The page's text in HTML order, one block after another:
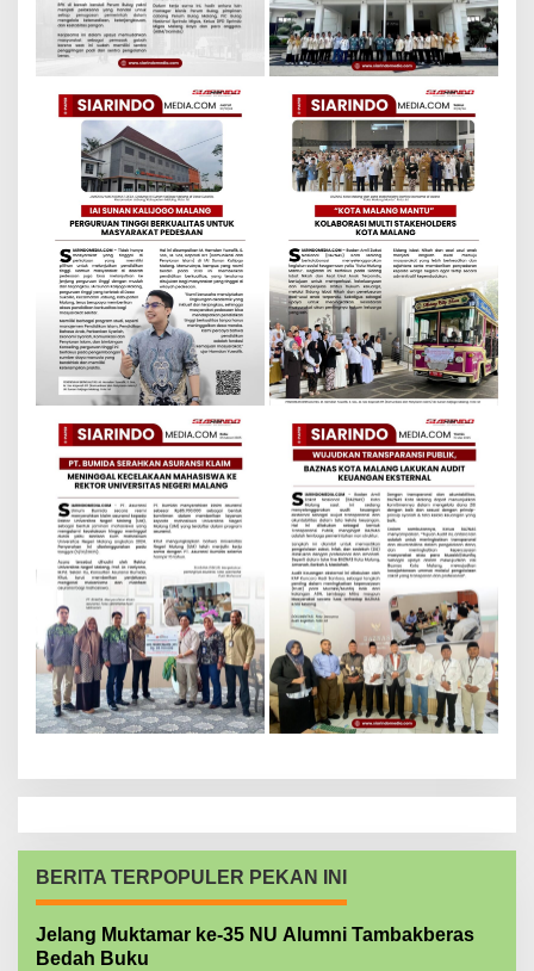
BERITA TERPOPULER PEKAN INI
Jelang Muktamar ke-35 NU Alumni Tambakberas
Bedah Buku